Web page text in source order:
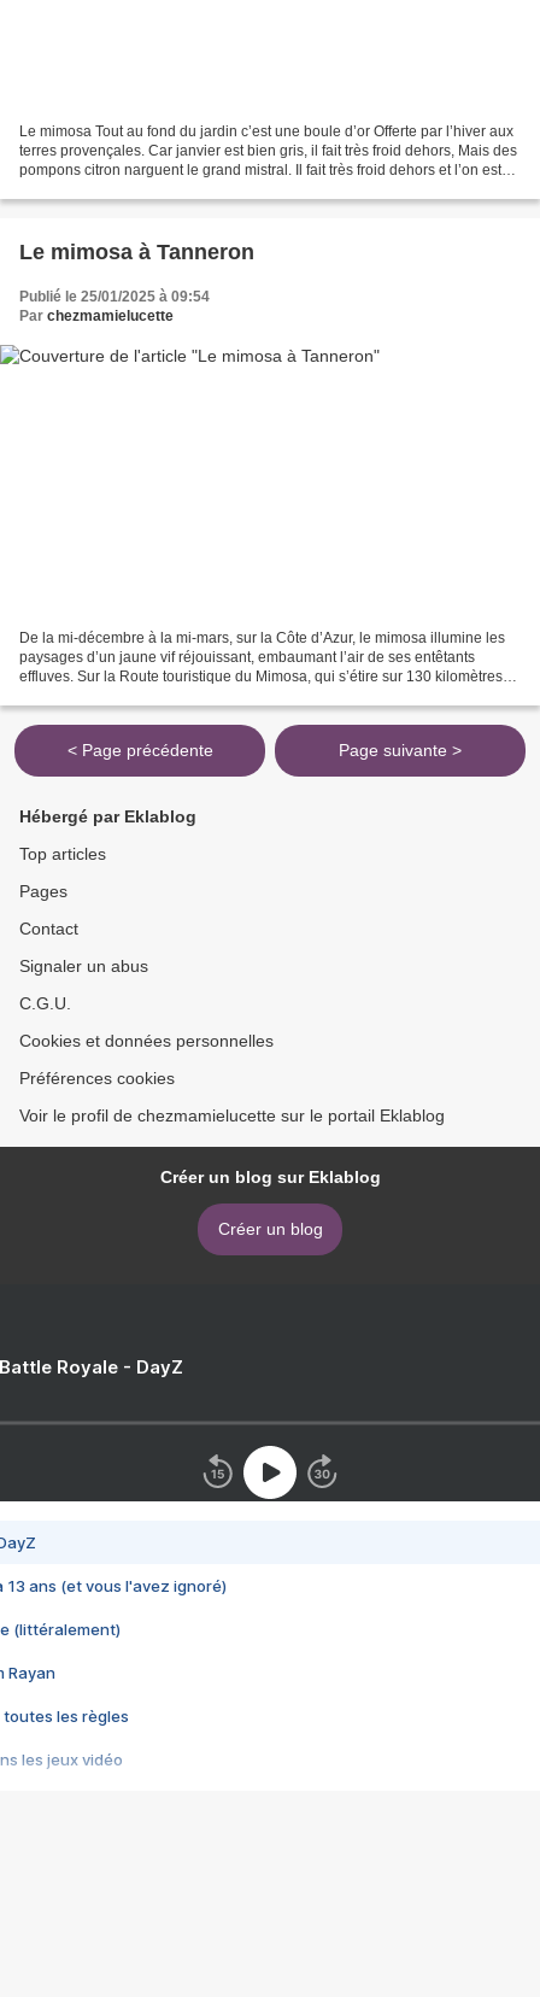
Le mimosa Tout au fond du jardin c’est une boule d’or Offerte par l’hiver aux
terres provençales. Car janvier est bien gris, il fait très froid dehors, Mais des
pompons citron narguent le grand mistral. Il fait très froid dehors et l’on est
Le mimosa à Tanneron
Publié le 25/01/2025 à 09:54
Par chezmamielucette
De la mi-décembre à la mi-mars, sur la Côte d’Azur, le mimosa illumine les
paysages d’un jaune vif réjouissant, embaumant l’air de ses entêtants
effluves. Sur la Route touristique du Mimosa, qui s’étire sur 130 kilomètres
< Page précédente Page suivante >
Hébergé par Eklablog
Top articles
Pages
Contact
Signaler un abus
C.G.U.
Cookies et données personnelles
Préférences cookies
Voir le profil de chezmamielucette sur le portail Eklablog
Créer un blog sur Eklablog
Créer un blog
Royale - DayZ
13 ans (et vous l'avez ignoré)
(littéralement)
Rayan
toutes les règles
les jeux vidéo